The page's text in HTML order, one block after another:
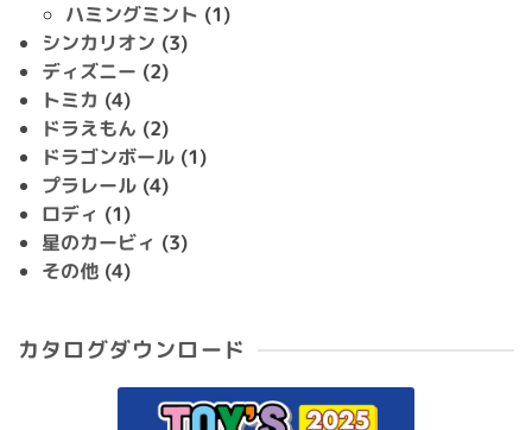
ハミングミント (1)
シンカリオン (3)
ディズニー (2)
トミカ (4)
ドラえもん (2)
ドラゴンボール (1)
プラレール (4)
ロディ (1)
星のカービィ (3)
その他 (4)
カタログダウンロード